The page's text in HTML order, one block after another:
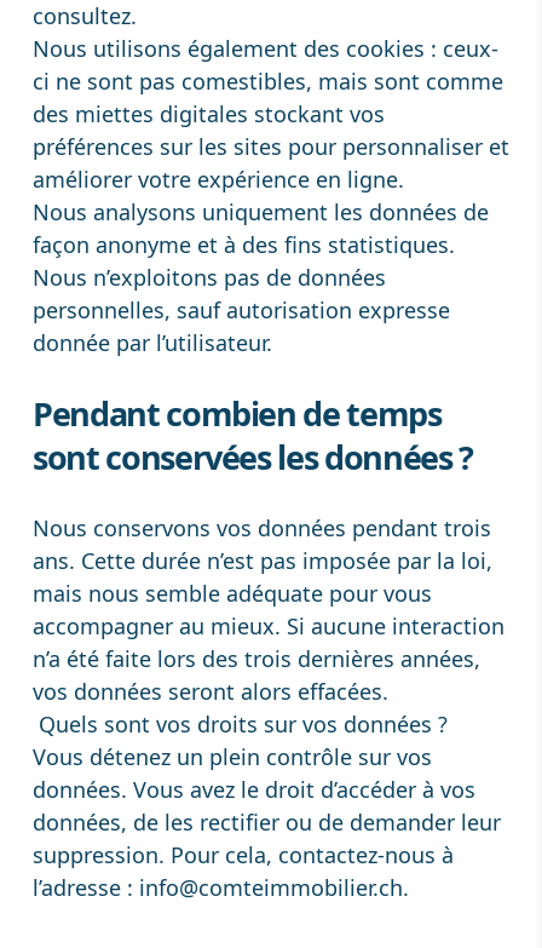
consultez.
Nous utilisons également des cookies : ceux-
ci ne sont pas comestibles, mais sont comme
des miettes digitales stockant vos
préférences sur les sites pour personnaliser et
améliorer votre expérience en ligne.
Nous analysons uniquement les données de
façon anonyme et à des fins statistiques.
Nous n’exploitons pas de données
personnelles, sauf autorisation expresse
donnée par l’utilisateur.
Pendant combien de temps
sont conservées les données ?
Nous conservons vos données pendant trois
ans. Cette durée n’est pas imposée par la loi,
mais nous semble adéquate pour vous
accompagner au mieux. Si aucune interaction
n’a été faite lors des trois dernières années,
vos données seront alors effacées.
Quels sont vos droits sur vos données ?
Vous détenez un plein contrôle sur vos
données. Vous avez le droit d’accéder à vos
données, de les rectifier ou de demander leur
suppression. Pour cela, contactez-nous à
l’adresse : info@comteimmobilier.ch.